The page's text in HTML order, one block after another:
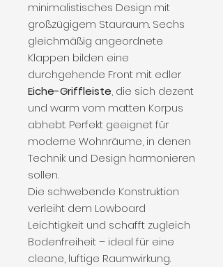
minimalistisches Design mit
großzügigem Stauraum. Sechs
gleichmäßig angeordnete
Klappen bilden eine
durchgehende Front mit edler
Eiche-Griffleiste, die sich dezent
und warm vom matten Korpus
abhebt. Perfekt geeignet für
moderne Wohnräume, in denen
Technik und Design harmonieren
sollen.
Die schwebende Konstruktion
verleiht dem Lowboard
Leichtigkeit und schafft zugleich
Bodenfreiheit – ideal für eine
cleane, luftige Raumwirkung.